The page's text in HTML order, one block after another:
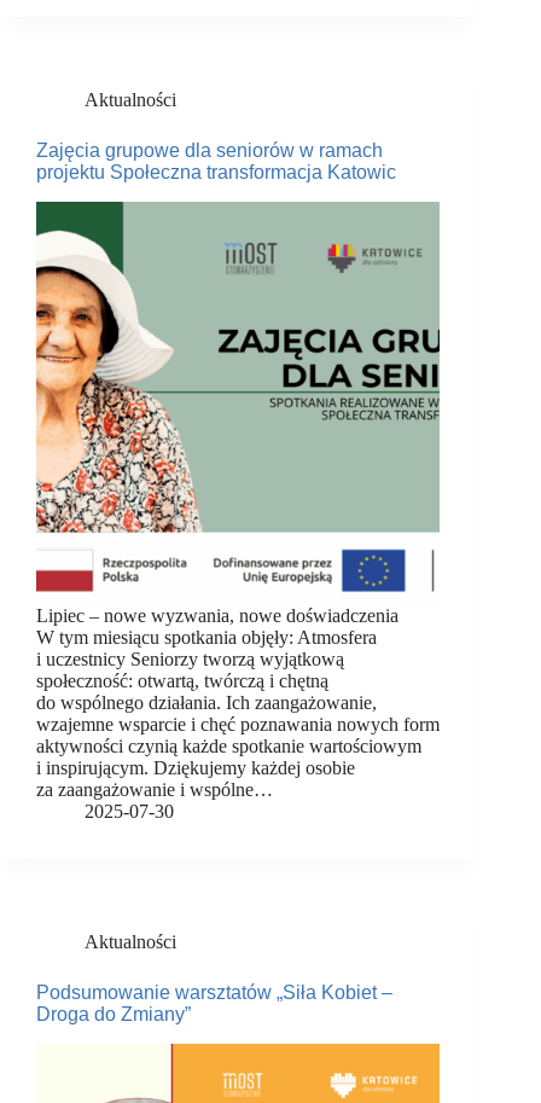
Aktualności
Zajęcia grupowe dla seniorów w ramach
projektu Społeczna transformacja Katowic
Lipiec – nowe wyzwania, nowe doświadczenia
W tym miesiącu spotkania objęły: Atmosfera
i uczestnicy Seniorzy tworzą wyjątkową
społeczność: otwartą, twórczą i chętną
do wspólnego działania. Ich zaangażowanie,
wzajemne wsparcie i chęć poznawania nowych form
aktywności czynią każde spotkanie wartościowym
i inspirującym. Dziękujemy każdej osobie
za zaangażowanie i wspólne…
2025-07-30
Aktualności
Podsumowanie warsztatów „Siła Kobiet –
Droga do Zmiany”